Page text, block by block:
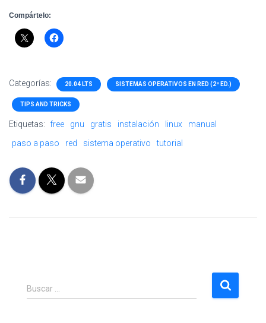
Compártelo:
Categorías: 20.04 LTS SISTEMAS OPERATIVOS EN RED (2ª ED.)
TIPS AND TRICKS
Etiquetas: free gnu gratis instalación linux
manual
paso a paso
red sistema operativo tutorial
B
u
Buscar …